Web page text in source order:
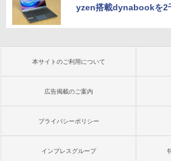
yzen搭載dynabookを2
本サイトのご利用について
広告掲載のご案内
プライバシーポリシー
インプレスグループ